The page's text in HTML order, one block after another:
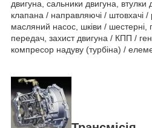
двигуна, сальники двигуна, втулки
клапана / направляючі / штовхачі /
масляний насос, шківи / шестерні,
передач, захист двигуна / КПП /
компресор надуву (турбіна) /